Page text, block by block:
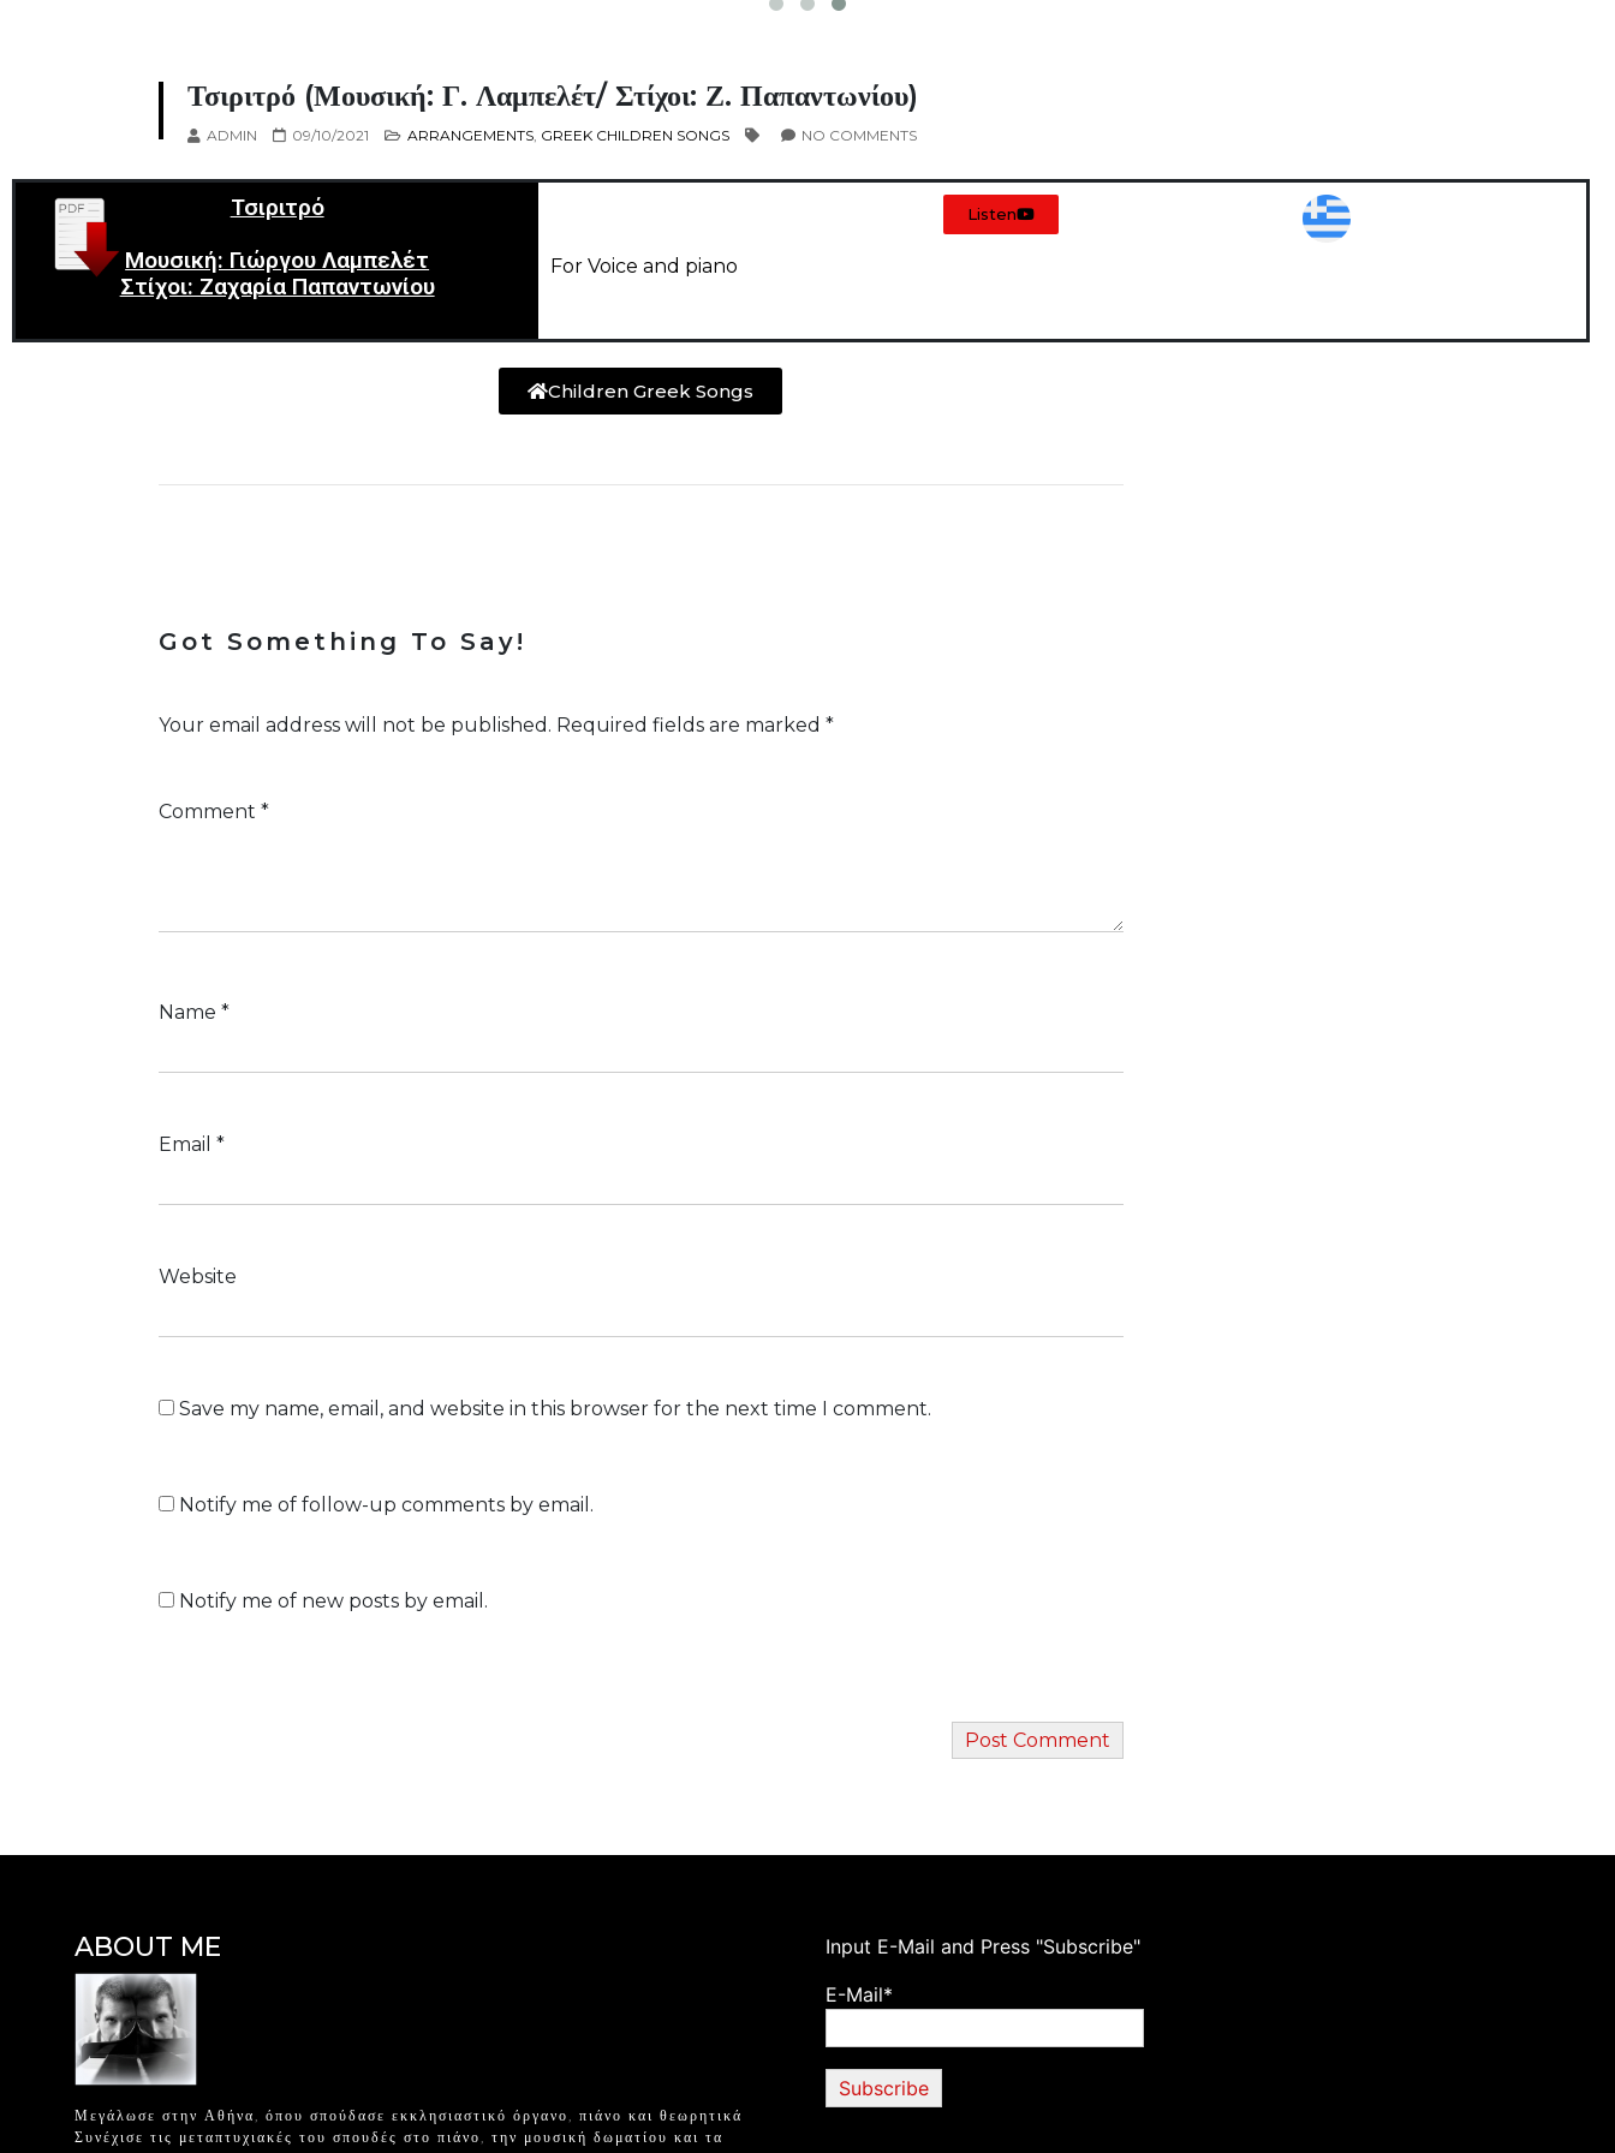
Τσιριτρό (Μουσική: Γ. Λαμπελέτ/ Στίχοι: Ζ. Παπαντωνίου)
ADMIN 09/10/2021 ARRANGEMENTS, GREEK CHILDREN SONGS NO COMMENTS
Τσιριτρό
Μουσική: Γιώργου Λαμπελέτ
Στίχοι: Ζαχαρία Παπαντωνίου
For Voice and piano
Listen
Children Greek Songs
Got Something To Say!
Your email address will not be published. Required fields are marked *
Comment *
Name *
Email *
Website
Save my name, email, and website in this browser for the next time I comment.
Notify me of follow-up comments by email.
Notify me of new posts by email.
ABOUT ME
Μεγάλωσε στην Αθήνα, όπου σπούδασε εκκλησιαστικό όργανο, πιάνο και θεωρητικά
Συνέχισε τις μεταπτυχιακές του σπουδές στο πιάνο, την μουσική δωματίου και τα
Ιnput E-Mail and Press "Subscribe"
E-Mail*